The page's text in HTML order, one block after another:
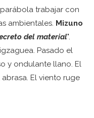
trabajar con
ambientales. Mizuno
del material".
Pasado el
y ondulante llano. El
El viento ruge